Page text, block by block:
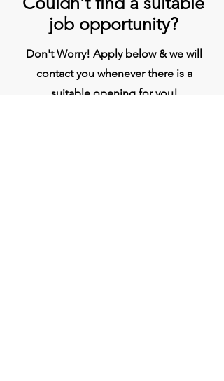
job opportunity?
Don't Worry! Apply below & we will
contact you whenever there is a
suitable opening for you!